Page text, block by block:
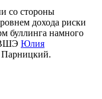
со стороны
дохода риски
буллинга намного
Юлия